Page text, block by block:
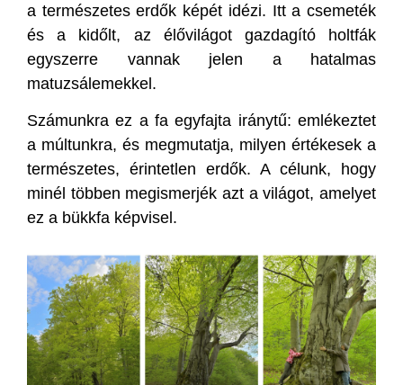
a természetes erdők képét idézi. Itt a csemeték
és a kidőlt, az élővilágot gazdagító holtfák
egyszerre vannak jelen a hatalmas
matuzsálemekkel.
Számunkra ez a fa egyfajta iránytű: emlékeztet
a múltunkra, és megmutatja, milyen értékesek a
természetes, érintetlen erdők. A célunk, hogy
minél többen megismerjék azt a világot, amelyet
ez a bükkfa képvisel.